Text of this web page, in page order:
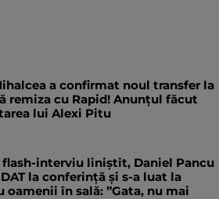
a confirmat noul transfer la
remiza cu Rapid! Anunțul făcut
lui Alexi Pitu
flash-interviu liniștit, Daniel Pancu
la conferință și s-a luat la
oamenii în sală: ”Gata, nu mai